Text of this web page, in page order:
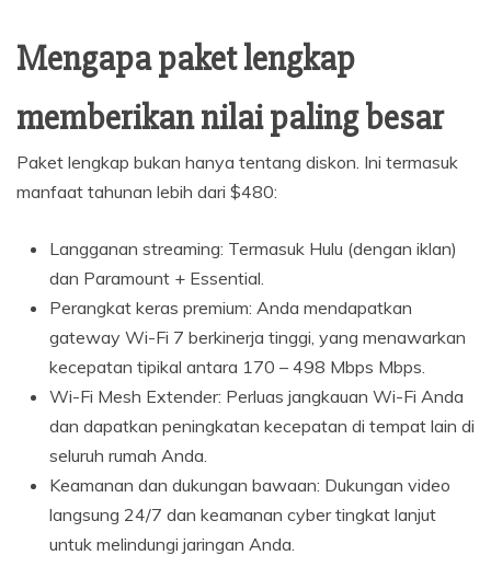
Mengapa paket lengkap
memberikan nilai paling besar
Paket lengkap bukan hanya tentang diskon. Ini termasuk
manfaat tahunan lebih dari $480:
Langganan streaming: Termasuk Hulu (dengan iklan)
dan Paramount + Essential.
Perangkat keras premium: Anda mendapatkan
gateway Wi-Fi 7 berkinerja tinggi, yang menawarkan
kecepatan tipikal antara 170 – 498 Mbps Mbps.
Wi-Fi Mesh Extender: Perluas jangkauan Wi-Fi Anda
dan dapatkan peningkatan kecepatan di tempat lain di
seluruh rumah Anda.
Keamanan dan dukungan bawaan: Dukungan video
langsung 24/7 dan keamanan cyber tingkat lanjut
untuk melindungi jaringan Anda.